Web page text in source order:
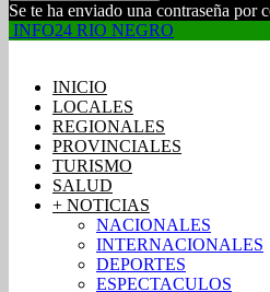
Se te ha enviado una contraseña por
INFO24 RIO NEGRO
INICIO
LOCALES
REGIONALES
PROVINCIALES
TURISMO
SALUD
+ NOTICIAS
NACIONALES
INTERNACIONALES
DEPORTES
ESPECTACULOS